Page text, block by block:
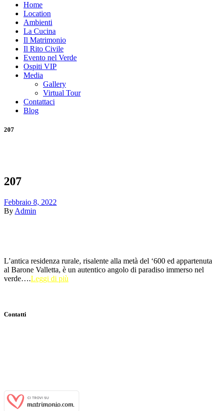
Home
Location
Ambienti
La Cucina
Il Matrimonio
Il Rito Civile
Evento nel Verde
Ospiti VIP
Media
Gallery
Virtual Tour
Contattaci
Blog
207
207
Febbraio 8, 2022
By Admin
L’antica residenza rurale, risalente alla metà del ‘600 ed appartenuta
al Barone Valletta, è un autentico angolo di paradiso immerso nel
verde….Leggi di più
Contatti